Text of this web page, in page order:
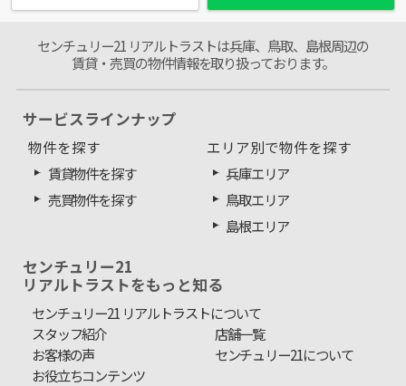
センチュリー21 リアルトラストは兵庫、鳥取、島根周辺の
賃貸・売買の物件情報を取り扱っております。
サービスラインナップ
物件を探す
賃貸物件を探す
売買物件を探す
エリア別で物件を探す
兵庫エリア
鳥取エリア
島根エリア
センチュリー21
リアルトラストをもっと知る
センチュリー21 リアルトラストについて
スタッフ紹介
店舗一覧
お客様の声
センチュリー21について
お役立ちコンテンツ